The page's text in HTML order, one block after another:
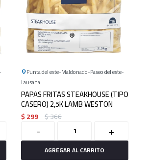
Punta del este Maldonado Paseo del este
Lausana
PAPAS FRITAS STEAKHOUSE (TIPO
CASERO) 2,5K LAMB WESTON
$299 $366
- +